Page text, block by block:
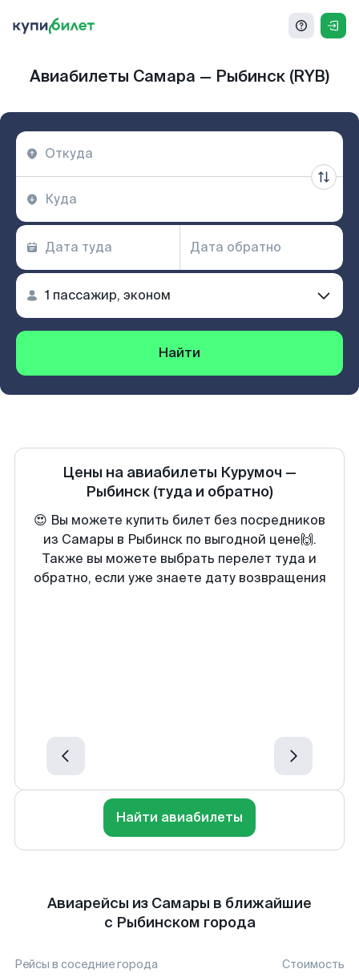
Авиабилеты Самара — Рыбинск (RYB)
Найти
Цены на авиабилеты Курумоч —
Рыбинск (туда и обратно)
😍 Вы можете купить билет без посредников
из Самары в Рыбинск по выгодной цене🙌.
Также вы можете выбрать перелет туда и
обратно, если уже знаете дату возвращения
Найти авиабилеты
Авиарейсы из Самары в ближайшие
с Рыбинском города
Рейсы в соседние города Стоимость